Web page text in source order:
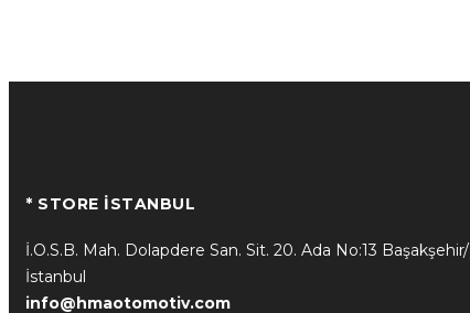
* STORE İSTANBUL
İ.O.S.B. Mah. Dolapdere San. Sit. 20. Ada No:13 Başakşehir/
İstanbul
info@hmaotomotiv.com